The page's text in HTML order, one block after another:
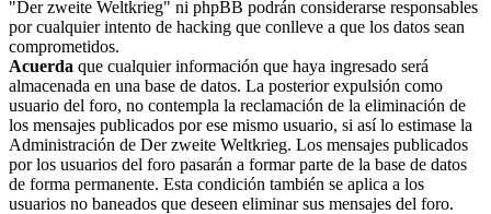
"Der zweite Weltkrieg" ni phpBB podrán considerarse responsables
por cualquier intento de hacking que conlleve a que los datos sean
comprometidos.
Acuerda que cualquier información que haya ingresado será
almacenada en una base de datos. La posterior expulsión como
usuario del foro, no contempla la reclamación de la eliminación de
los mensajes publicados por ese mismo usuario, si así lo estimase la
Administración de Der zweite Weltkrieg. Los mensajes publicados
por los usuarios del foro pasarán a formar parte de la base de datos
de forma permanente. Esta condición también se aplica a los
usuarios no baneados que deseen eliminar sus mensajes del foro.